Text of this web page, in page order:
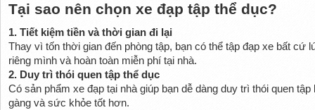
Tại sao nên chọn xe đạp tập thể dục?
1. Tiết kiệm tiền và thời gian đi lại
Thay vì tốn thời gian đến phòng tập, bạn có thể tập đạp xe bất cứ
riêng mình và hoàn toàn miễn phí tại nhà.
2. Duy trì thói quen tập thể dục
Có sản phẩm xe đạp tại nhà giúp bạn dễ dàng duy trì thói quen
gàng và sức khỏe tốt hơn.